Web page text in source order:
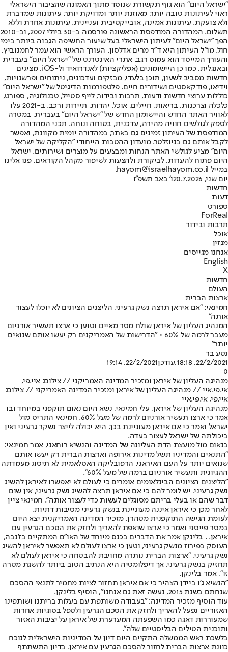
"ישראל היום" הוא גוף תקשורת שנוסד מתוך האמונה שהציבור הישראלי
ראוי לעיתונות טובה יותר, מאוזנת יותר ומדויקת יותר. עיתונות שמדברת
ולא צועקת. עיתונות אמינה, אובייקטיבית ועניינית. עיתונות אחרת וללא
תשלום. המהדורה המודפסת הראשונה פורסמה ב-30 ביולי 2007, וב-2010
הפך "ישראל היום" לעיתון הישראלי בעל שיעור החשיפה הגבוה ביותר בימי
חול. מו"ל העיתון היא ד"ר מרים אדלסון. העורך הראשי הוא עמר לחמנוביץ,
והעורך המייסד הוא עמוס רגב. אתרי האינטרנט של "ישראל היום" בעברית
ובאנגלית, כמו כן היישומונים (אפליקציות) לאנדרואיד ול-iOS, מציגים
חדשות מסביב לשעון, תוכן בלעדי, מבזקים ועדכונים, ניתוחים ופרשנויות,
וידיאו, פודקאסטים ושידורים חיים. פלטפורמות הדיגיטל של "ישראל היום"
כוללות ערוצי חדשות ודעות, תרבות ובידור, לייף סטייל, טכנולוגיה, ספורט,
כלכלה וצרכנות, בריאות, חיילים, אוכל, יהדות, תיירות ורכב. ב-2021 עלו
לאוויר האתר החדש והיישומון החדש של "ישראל היום" בעברית, במטרה
לספק לגולשים חוויה מהירה, עדכנית, בטוחה ונוחה. תכני המהדורה
המודפסת של העיתון זמינים גם באתר, במהדורה יומית מקוונת, ואפשר
לקבל אותם גם בניוזלטר. מועדון ההטבות הייחודי "הקליקה של ישראל
היום" מציע לגולשי האתר הנחות ומבצעים על מוצרים ושירותים. ישראל
היום פתוח להערות, לביקורת ולהצעות לשיפור מקהל הקוראים. פנו אלינו
במייל hayom@israelhayom.co.il.
יום שני, 20.7.2026
ו' באב תשפ"ו
חדשות
דעות
ספורט
ForReal
תרבות ובידור
אוכל
מגזין
אנחנו מגייסים
English
X
חדשות
העולם
ארצות הברית
חמינאי: "אם איראן תרצה נשק גרעיני, הליצנים הציונים לא יוכלו לעצור
אותה"
המנהיג העליון של איראן שולח מסר מאיים וטוען כי ארצו תעשיר אורניום
מעבר לרמה של 60% • "הדרישות של האמריקנים רק יעשו אותם שנואים
יותר"
נטע בר
22/2/2021, 18:18
,עודכן22/2/2021, 19:14
0
מנהיגה העליון של איראן ומזכיר המדינה האמריקני // צילום: איי.פי,
אי.פי.איי // מנהיגה העליון של איראן ומזכיר המדינה האמריקני // צילום:
איי.פי, אי.פי.איי
מנהיגה העליון של איראן, עלי חמינאי, נשא היום נאום תוקפני במיוחד ובו
אמר כי ארצו תעשיר אורניום לרמה של מעל 60%. חמינאי התריס מול
ישראל ואמר כי אם איראן מעוניינת בכך, היא יכולה לייצר נשקר גרעיני ואין
ביכולתה של ישראל לעצור בעדה.
בנאום מול מועצת הדת העליונה של המדינה והנשיא רוחאני, אמר חמינאי:
"התנאים והמדיניו תשל מדינות אירופה וארצות הברית רק יעשו אותם
שנואים יותר על העם האיראני. הרפובליקה האסלאמית לא תיסוג מעמדתה
ההגיונית ותעשיר אורניום ברמה של מעל 60%".
"הליצנים הציונים הבינלאומים אומרים כי לעולם לא יאפשרו לאיראן להשיג
נשק גרעיני. יש לומר להם כי אם איראן תרצה להשיג נשק גרעיני, אין שום
דבר שהם או בעלי בריתם מסוגלים לעשות כדי לעצור אותה". חמינאי ציין
לאחר מכן כי איראן איננה מעוניינת בנשק גרעיני מסיבות דתיות.
לעומת הגישה התוקפנית מטהרן, מזכיר המדינה האמריקנית יצא היום
במסר פייסני ואמר כי ארצו שואפת להאריך ולחזק את הסכם הגרעין עם
איראן. . בלינקן אמר את הדברים בכנס מיוחד של האו"ם המתקיים בז'נבה,
העוסק בפירוז מנשק גרעיני, וטען כי ארצו לעולם לא תאפשר לאיראן להשיג
נשק גרעיני. "ארצות הברית נותרה מחויבת להבטחה כי איראן לעולם לא
תחזיק בנשק גרעיני, אך דיפלומטיה היא הנתיב הטוב ביותר להשגת מטרה
זו", אמר בלינקן.
"הנשיא ג'ו ביידן הצהיר כי אם איראן תחזור לציות מחמיר לתנאי ההסכם
שנחתם בשנת 2015, נעשה זאת גם אנחנו", הוסיף בלינקן.
עוד הוסיף מזכיר המדינה: "בעבודה משותפת עם בעלות בריתנו ושותפינו
האזוריים נפעל להאריך ולחזק את הסכם הגרעין ולטפל בסוגיות אחרות
שמעוררות דאגה כמו השפעתה המערערת של איראן על יציבות האזור
ותוכנית הטילים הבליסטיים שלה".
בלשכת ראש הממשלה התקיים היום דיון על המדיניות הישראלית לנוכח
כוונת ארצות הברית לחזור להסכם הגרעין עם איראן. בדיון התשתתף